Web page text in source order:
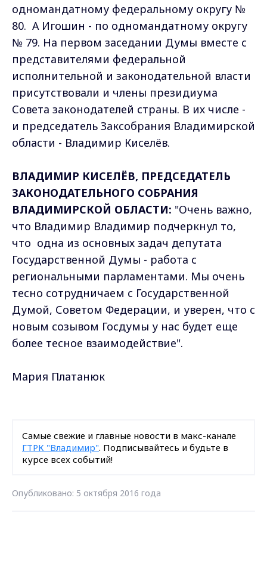
одномандатному федеральному округу №
80. А Игошин - по одномандатному округу
№ 79. На первом заседании Думы вместе с
представителями федеральной
исполнительной и законодательной власти
присутствовали и члены президиума
Совета законодателей страны. В их числе -
и председатель Заксобрания Владимирской
области - Владимир Киселёв.
ВЛАДИМИР КИСЕЛЁВ, ПРЕДСЕДАТЕЛЬ
ЗАКОНОДАТЕЛЬНОГО СОБРАНИЯ
ВЛАДИМИРСКОЙ ОБЛАСТИ: "Очень важно,
что Владимир Владимир подчеркнул то,
что одна из основных задач депутата
Государственной Думы - работа с
региональными парламентами. Мы очень
тесно сотрудничаем с Государственной
Думой, Советом Федерации, и уверен, что с
новым созывом Госдумы у нас будет еще
более тесное взаимодействие".
Мария Платанюк
Самые свежие и главные новости в макс-канале
ГТРК "Владимир". Подписывайтесь и будьте в
курсе всех событий!
Опубликовано: 5 октября 2016 года